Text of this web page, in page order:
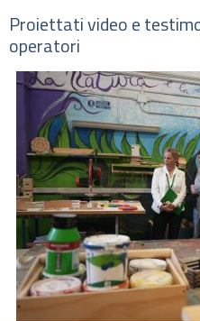
Proiettati video e
operatori